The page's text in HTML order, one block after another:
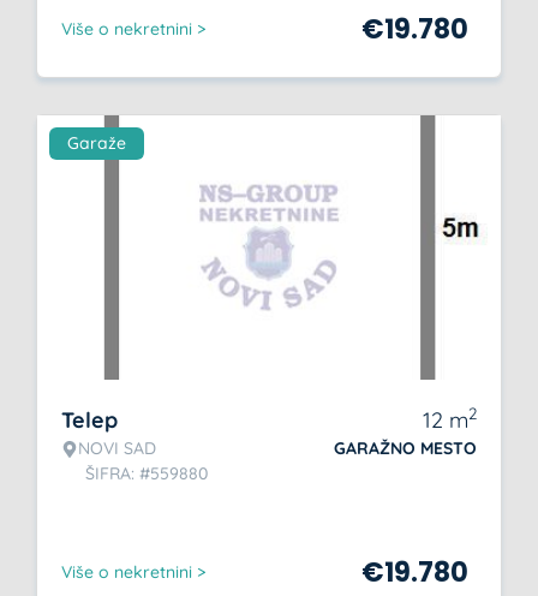
Više o nekretnini > €19.780
Garaže
Telep
NOVI SAD
ŠIFRA: #559880
12 m2
GARAŽNO MESTO
Više o nekretnini > €19.780